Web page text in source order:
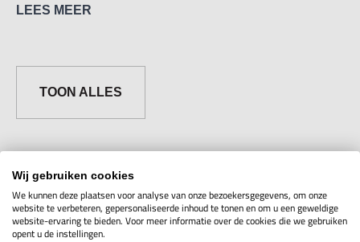
LEES MEER
TOON ALLES
Artikelcode Uitvoering Maten Aantal
Voorzetlens
Wij gebruiken cookies
We kunnen deze plaatsen voor analyse van onze bezoekersgegevens, om onze
website te verbeteren, gepersonaliseerde inhoud te tonen en om u een geweldige
website-ervaring te bieden. Voor meer informatie over de cookies die we gebruiken
opent u de instellingen.